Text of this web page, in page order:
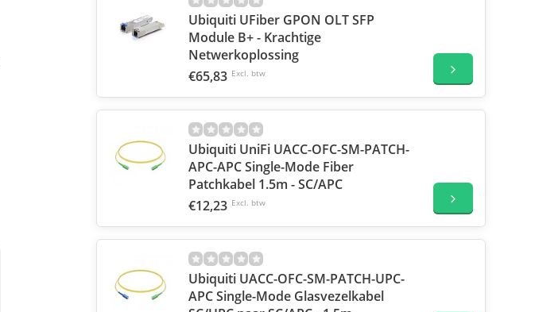
Ubiquiti UFiber GPON OLT SFP
Module B+ - Krachtige
Netwerkoplossing
€65,83 Excl. btw
Ubiquiti UniFi UACC-OFC-SM-PATCH-
APC-APC Single-Mode Fiber
Patchkabel 1.5m - SC/APC
€12,23 Excl. btw
Ubiquiti UACC-OFC-SM-PATCH-UPC-
APC Single-Mode Glasvezelkabel